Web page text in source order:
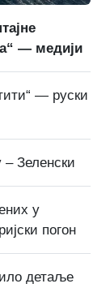
— медији
— руски
– Зеленски
у
погон
детаље